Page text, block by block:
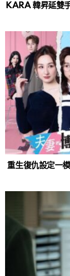
KARA 韓昇延雙
重生復仇設定一